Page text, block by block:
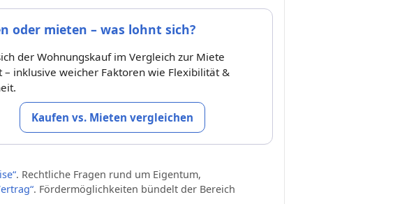
oder mieten – was lohnt sich?
der Wohnungskauf im Vergleich zur Miete
– inklusive weicher Faktoren wie Flexibilität &
Kaufen vs. Mieten vergleichen
. Rechtliche Fragen rund um Eigentum,
. Fördermöglichkeiten bündelt der Bereich